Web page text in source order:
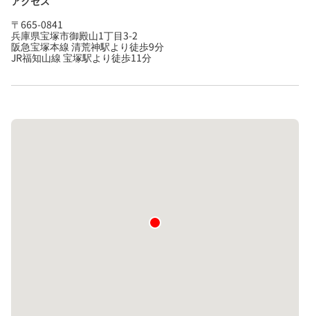
〒665-0841
兵庫県宝塚市御殿山1丁目3-2
阪急宝塚本線 清荒神駅より徒歩9分
JR福知山線 宝塚駅より徒歩11分